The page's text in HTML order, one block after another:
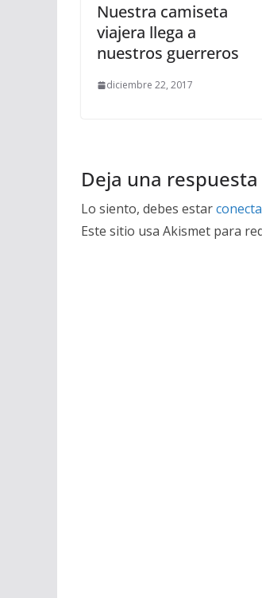
Nuestra camiseta
viajera llega a
nuestros guerreros
diciembre 22, 2017
Deja una respuesta
Lo siento, debes estar
Este sitio usa Akismet para